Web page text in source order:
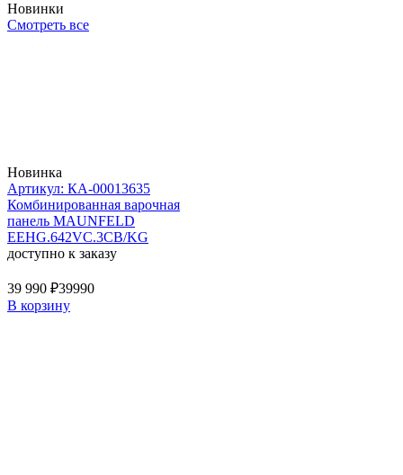
Новинки
Смотреть все
Новинка
Артикул: КА-00013635
Комбинированная варочная
панель MAUNFELD
EEHG.642VC.3CB/KG
доступно к заказу
39 990 ₽39990
В корзину